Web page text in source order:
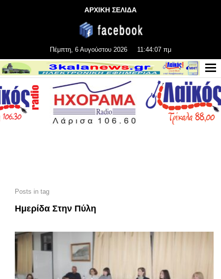
ΑΡΧΙΚΗ ΣΕΛΙΔΑ
Πέμπτη, 6 Αυγούστου 2026 11:44:08 πμ
Posts in tag
Ημερίδα Στην Πύλη